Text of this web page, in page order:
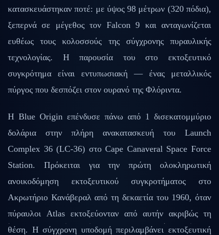
κατασκευάστηκαν ποτέ: με ύψος 98 μέτρων (320 πόδια),
ξεπερνά σε μέγεθος τον Falcon 9 και ανταγωνίζεται
ευθέως τους κολοσσούς της σύγχρονης πυραυλικής
τεχνολογίας. Η παρουσία του στο εκτοξευτικό
συγκρότημα είναι εντυπωσιακή — ένας μεταλλικός
πύργος που δεσπόζει στον ουρανό της Φλόριντα.
Η Blue Origin επένδυσε πάνω από 1 δισεκατομμύριο
δολάρια στην πλήρη ανακατασκευή του Launch
Complex 36 (LC-36) στο Cape Canaveral Space Force
Station. Πρόκειται για την πρώτη ολοκληρωτική
ανοικοδόμηση εκτοξευτικού συγκροτήματος στο
Ακρωτήριο Κανάβεραλ από τη δεκαετία του 1960, όταν
πύραυλοι Atlas εκτοξεύονταν από αυτήν ακριβώς τη
θέση. Η σύγχρονη υποδομή περιλαμβάνει εκτοξευτική